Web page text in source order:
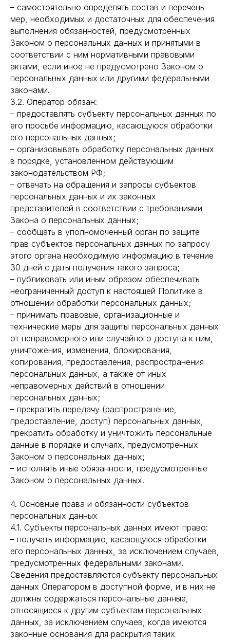
– самостоятельно определять состав и перечень
мер, необходимых и достаточных для обеспечения
выполнения обязанностей, предусмотренных
Законом о персональных данных и принятыми в
соответствии с ним нормативными правовыми
актами, если иное не предусмотрено Законом о
персональных данных или другими федеральными
законами.
3.2. Оператор обязан:
– предоставлять субъекту персональных данных по
его просьбе информацию, касающуюся обработки
его персональных данных;
– организовывать обработку персональных данных
в порядке, установленном действующим
законодательством РФ;
– отвечать на обращения и запросы субъектов
персональных данных и их законных
представителей в соответствии с требованиями
Закона о персональных данных;
– сообщать в уполномоченный орган по защите
прав субъектов персональных данных по запросу
этого органа необходимую информацию в течение
30 дней с даты получения такого запроса;
– публиковать или иным образом обеспечивать
неограниченный доступ к настоящей Политике в
отношении обработки персональных данных;
– принимать правовые, организационные и
технические меры для защиты персональных данных
от неправомерного или случайного доступа к ним,
уничтожения, изменения, блокирования,
копирования, предоставления, распространения
персональных данных, а также от иных
неправомерных действий в отношении
персональных данных;
– прекратить передачу (распространение,
предоставление, доступ) персональных данных,
прекратить обработку и уничтожить персональные
данные в порядке и случаях, предусмотренных
Законом о персональных данных;
– исполнять иные обязанности, предусмотренные
Законом о персональных данных.
4. Основные права и обязанности субъектов
персональных данных
4.1. Субъекты персональных данных имеют право:
– получать информацию, касающуюся обработки
его персональных данных, за исключением случаев,
предусмотренных федеральными законами.
Сведения предоставляются субъекту персональных
данных Оператором в доступной форме, и в них не
должны содержаться персональные данные,
относящиеся к другим субъектам персональных
данных, за исключением случаев, когда имеются
законные основания для раскрытия таких